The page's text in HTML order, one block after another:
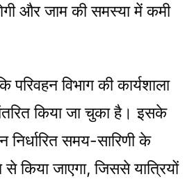
और जाम की समस्या में कमी
परिवहन विभाग की कार्यशाला
किया जा चुका है। इसके
निर्धारित समय-सारिणी के
किया जाएगा, जिससे यात्रियों